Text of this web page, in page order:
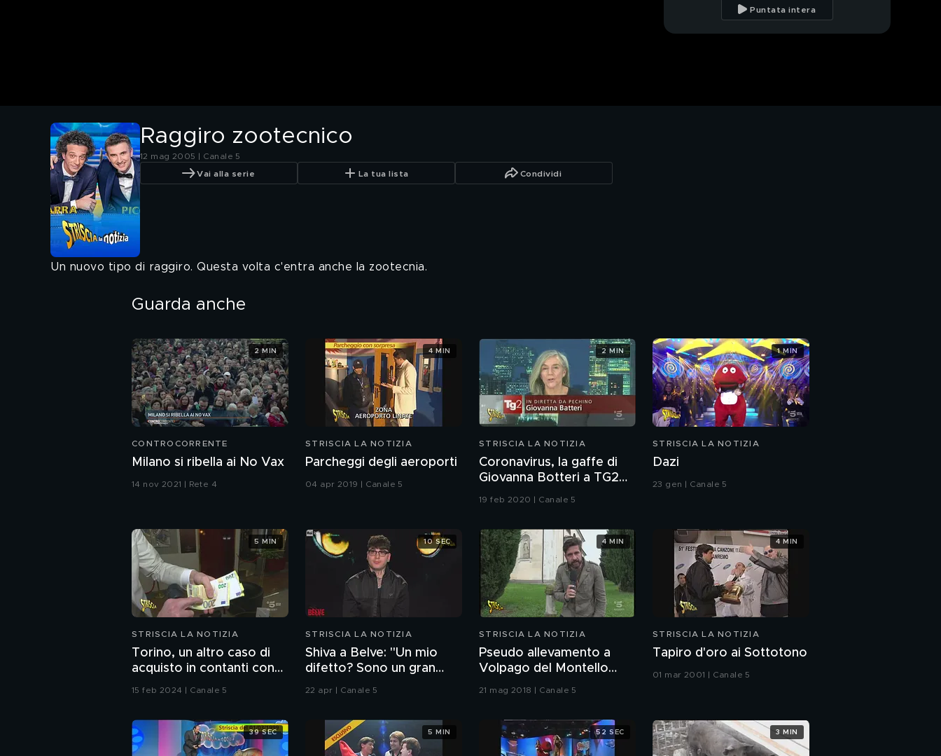
Tg4 viene ancora
"disturbato" da Emilio
Fede
Puntata intera
Raggiro zootecnico
12 mag 2005 | Canale 5
Vai alla serie La tua lista Condividi
Un nuovo tipo di raggiro. Questa volta c'entra anche la zootecnia.
Guarda anche
CONTROCORRENTE
Milano si ribella ai No Vax
14 nov 2021 | Rete 4
2 MIN
STRISCIA LA NOTIZIA
Parcheggi degli aeroporti
04 apr 2019 | Canale 5
4 MIN
STRISCIA LA NOTIZIA
Coronavirus, la gaffe di
Giovanna Botteri a TG2
19 feb 2020 | Canale 5
2 MIN
STRISCIA LA NOTIZIA
Dazi
23 gen | Canale 5
1 MIN
STRISCIA LA NOTIZIA
Torino, un altro caso di
acquisto in contanti con
lo "strappo"
15 feb 2024 | Canale 5
5 MIN
STRISCIA LA NOTIZIA
Shiva a Belve: "Un mio
difetto? Sono un gran
coglione"
22 apr | Canale 5
10 SEC
STRISCIA LA NOTIZIA
Pseudo allevamento a
Volpago del Montello
21 mag 2018 | Canale 5
4 MIN
STRISCIA LA NOTIZIA
Tapiro d'oro ai Sottotono
01 mar 2001 | Canale 5
4 MIN
39 SEC 5 MIN 52 SEC 3 MIN